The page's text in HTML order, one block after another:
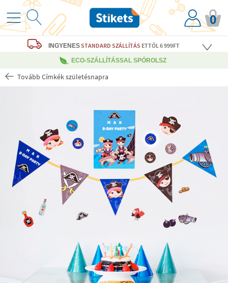
0
INGYENESSTANDARD SZÁLLÍTÁS ETTŐL 6 999FT
ECO-SZÁLLÍTÁSSAL SPÓROLSZ
Tovább Címkék születésnapra